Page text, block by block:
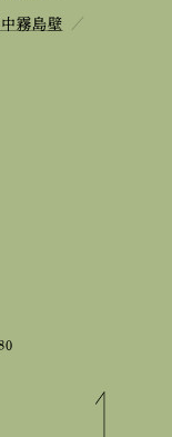
霧島壁 ／